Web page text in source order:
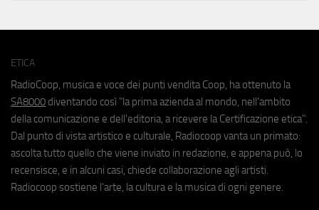
ETICA
RadioCoop, musica e voce dei punti vendita Coop, ha ottenuto la
SA8000 diventando così "la prima azienda al mondo, nell'ambito
della comunicazione e dell'editoria, a ricevere la Certificazione etica".
Dal punto di vista artistico e culturale, Radiocoop vanta un primato:
ascolta tutto quello che viene inviato in redazione, e appena può, lo
recensisce, e in alcuni casi, chiede collaborazione agli artisti.
Radiocoop sostiene l'arte, la cultura e la musica di ogni genere.